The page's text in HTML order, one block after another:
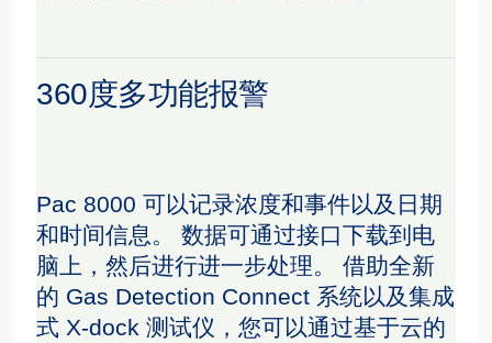
360度多功能报警
Pac 8000 可以记录浓度和事件以及日期
和时间信息。 数据可通过接口下载到电
脑上，然后进行进一步处理。 借助全新
的 Gas Detection Connect 系统以及集成
式 X-dock 测试仪，您可以通过基于云的